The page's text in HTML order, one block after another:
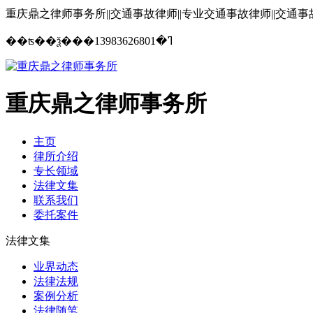
重庆鼎之律师事务所||交通事故律师||专业交通事故律师||交通事
��ʦ��ѯ���ߣ�13983626801
重庆鼎之律师事务所
主页
律所介绍
专长领域
法律文集
联系我们
委托案件
法律文集
业界动态
法律法规
案例分析
法律随笔